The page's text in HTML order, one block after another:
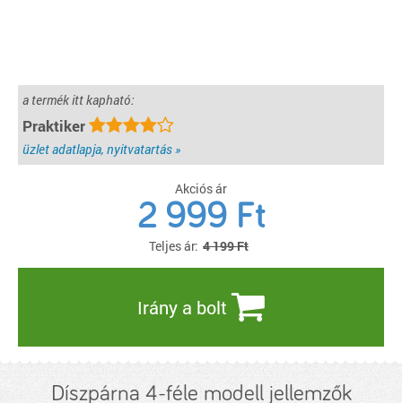
a termék itt kapható:
Praktiker
üzlet adatlapja, nyitvatartás »
Akciós ár
2 999 Ft
Teljes ár: 4 199 Ft
Irány a bolt
Díszpárna 4-féle modell jellemzők